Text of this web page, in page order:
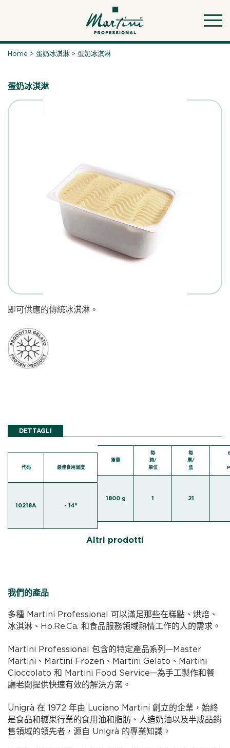
Home >蛋奶冰淇淋 >蛋奶冰淇淋
蛋奶冰淇淋
即可供應的傳統冰淇淋。
DETTAGLI
代码 最佳食用温度
10218A - 14°
重量
每
箱/
單位
每
層/
盒
1800 g 1 21
Altri prodotti
我們的產品
多種 Martini Professional 可以滿足那些在糕點、烘焙、
冰淇淋、Ho.Re.Ca. 和食品服務領域熱情工作的人的需求。
Martini Professional 包含的特定產品系列—Master
Martini、Martini Frozen、Martini Gelato、Martini
Cioccolato 和 Martini Food Service—為手工製作和餐
廳老闆提供快速有效的解決方案。
Unigrà 在 1972 年由 Luciano Martini 創立的企業，始終
是食品和糖果行業的食用油和脂肪、人造奶油以及半成品銷
售領域的領先者，源自 Unigrà 的專業知識。